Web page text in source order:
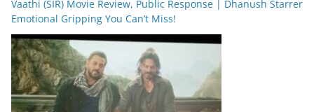
Vaathi (SIR) Movie Review, Public Response | Dhanush Starrer
Emotional Gripping You Can’t Miss!